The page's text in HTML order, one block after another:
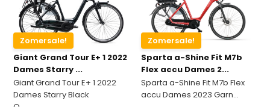
Zomersale!
Giant Grand Tour E+ 1 2022
Dames Starry ...
Giant Grand Tour E+ 1 2022
Dames Starry Black
Zomersale!
Sparta a-Shine Fit M7b
Flex accu Dames 2...
Sparta a-Shine Fit M7b Flex
accu Dames 2023 Garn...